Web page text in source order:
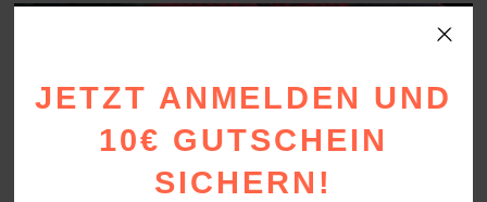
JETZT ANMELDEN UND
10€ GUTSCHEIN
SICHERN!